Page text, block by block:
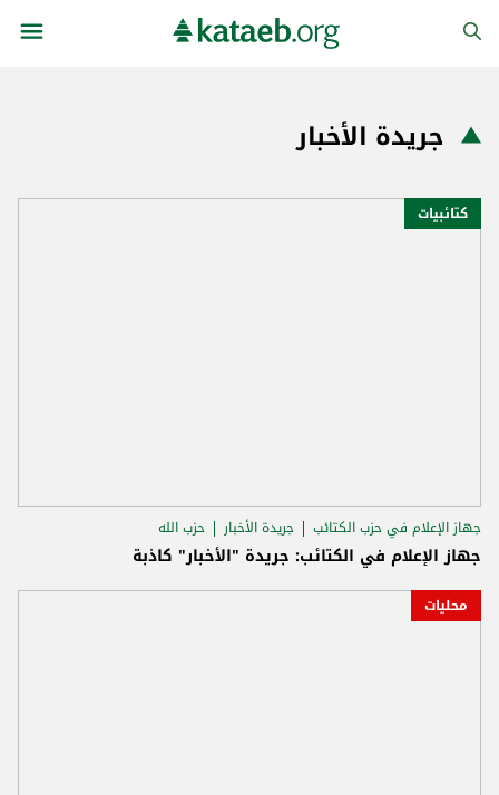
جريدة الأخبار
كتائبيات
جهاز الإعلام في حزب الكتائب جريدة الأخبار حزب الله
جهاز الإعلام في الكتائب: جريدة "الأخبار" كاذبة
محليات